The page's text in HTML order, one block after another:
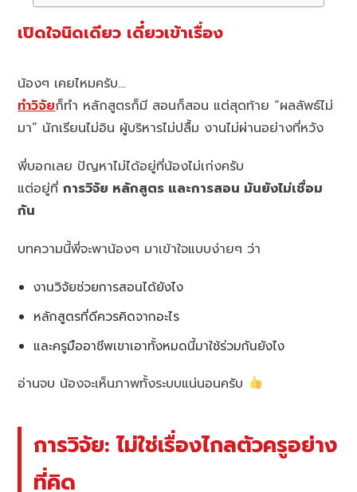
เปิดใจนิดเดียว เดี๋ยวเข้าเรื่อง
น้องๆ เคยไหมครับ…
ทำวิจัยก็ทำ หลักสูตรก็มี สอนก็สอน แต่สุดท้าย “ผลลัพธ์ไม่
มา” นักเรียนไม่อิน ผู้บริหารไม่ปลื้ม งานไม่ผ่านอย่างที่หวัง
พี่บอกเลย ปัญหาไม่ได้อยู่ที่น้องไม่เก่งครับ
แต่อยู่ที่การวิจัย หลักสูตร และการสอน มันยังไม่เชื่อม
กัน
บทความนี้พี่จะพาน้องๆ มาเข้าใจแบบง่ายๆ ว่า
งานวิจัยช่วยการสอนได้ยังไง
หลักสูตรที่ดีควรคิดจากอะไร
และครูมืออาชีพเขาเอาทั้งหมดนี้มาใช้ร่วมกันยังไง
อ่านจบ น้องจะเห็นภาพทั้งระบบแน่นอนครับ
การวิจัย: ไม่ใช่เรื่องไกลตัวครูอย่าง
ที่คิด